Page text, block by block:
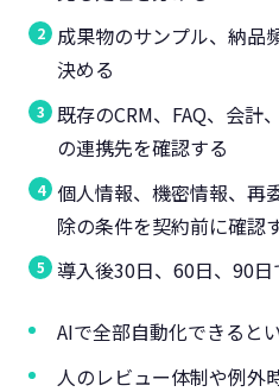
成果物のサンプル、納品
決める
既存のCRM、FAQ、会計
の連携先を確認する
個人情報、機密情報、再
除の条件を契約前に確認
導入後30日、60日、90
AIで全部自動化できると
人のレビュー体制や例外